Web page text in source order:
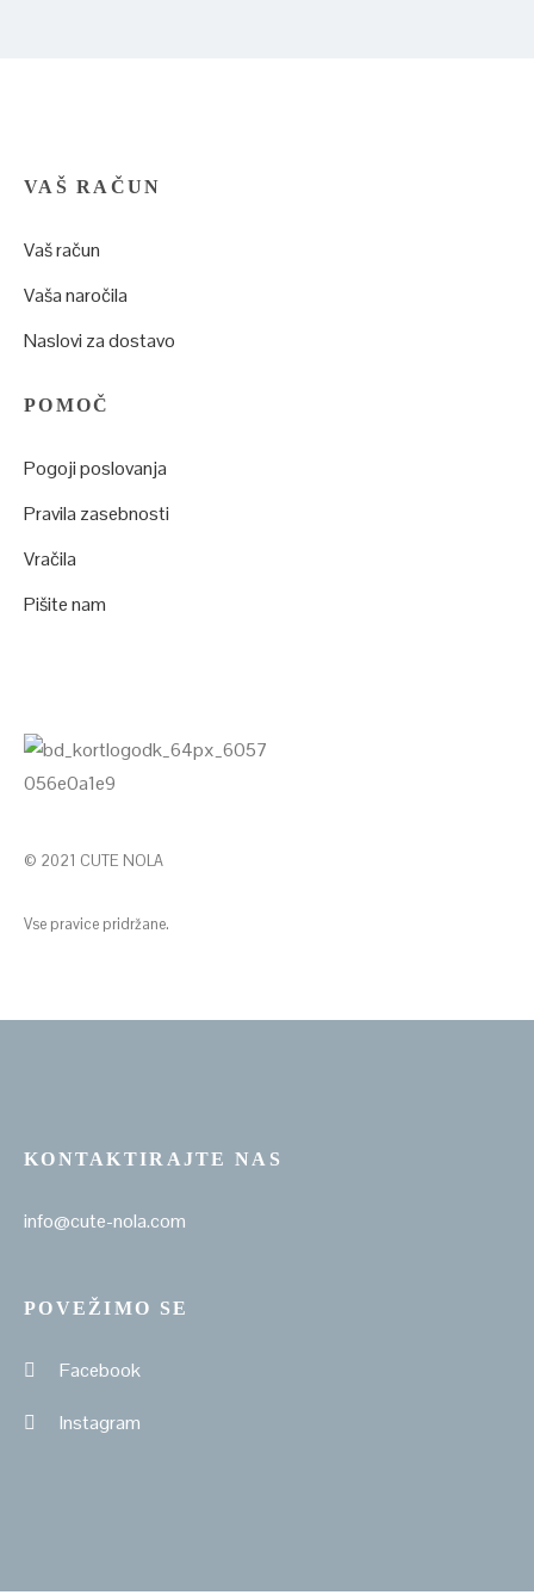
VAŠ RAČUN
Vaš račun
Vaša naročila
Naslovi za dostavo
POMOČ
Pogoji poslovanja
Pravila zasebnosti
Vračila
Pišite nam
© 2021 CUTE NOLA
Vse pravice pridržane.
KONTAKTIRAJTE NAS
info@cute-nola.com
POVEŽIMO SE
Facebook
Instagram